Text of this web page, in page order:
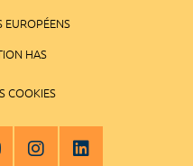
EUROPÉENS
HAS
COOKIES